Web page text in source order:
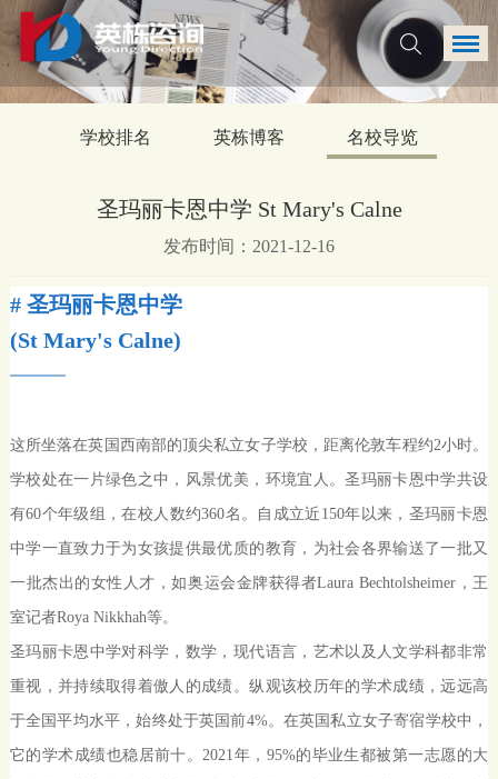
学校排名 英栋博客 名校导览
圣玛丽卡恩中学 St Mary's Calne
发布时间：2021-12-16
# 圣玛丽卡恩中学
(St Mary's Calne)
这所坐落在英国西南部的顶尖私立女子学校，距离伦敦车程约2小时。
学校处在一片绿色之中，风景优美，环境宜人。圣玛丽卡恩中学共设
有60个年级组，在校人数约360名。自成立近 150年以来，圣玛丽卡恩
中学一直致力于为女孩提供最优质的教育，为社会各界输送了一批又
一批杰出的女性人才，如奥运会金牌获得者Laura Bechtolsheimer，王
室记者Roya Nikkhah等。
圣玛丽卡恩中学对科学，数学，现代语言，艺术以及人文学科都非常
重视，并持续取得着傲人的成绩。纵观该校历年的学术成绩，远远高
于全国平均水平，始终处于英国前4%。在英国私立女子寄宿学校中，
它的学术成绩也稳居前十。 2021 年， 95%的毕业生都被第一志愿的大